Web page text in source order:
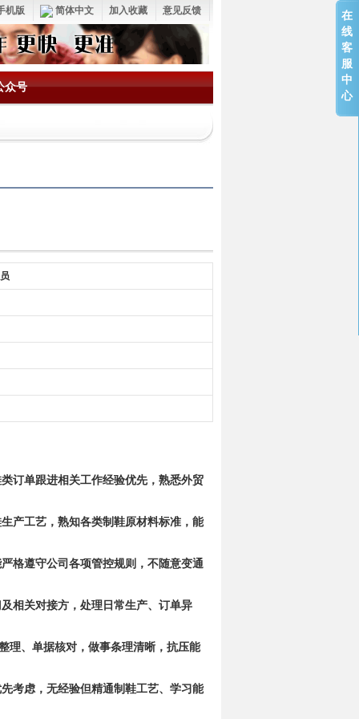
意见反馈
加入收藏
简体中文
机版
众号
订单跟进相关工作经验优先，熟悉外贸
产工艺，熟知各类制鞋原材料标准，能
格遵守公司各项管控规则，不随意变通
相关对接方，处理日常生产、订单异
理、单据核对，做事条理清晰，抗压能
考虑，无经验但精通制鞋工艺、学习能
在
线
客
服
中
心